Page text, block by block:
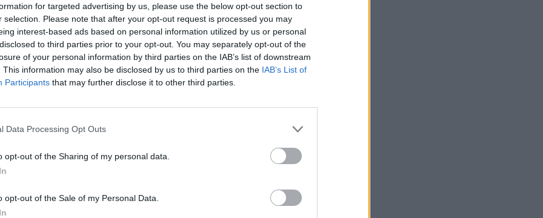
for targeted advertising by us, please use the below opt-out section to
selection. Please note that after your opt-out request is processed you may
interest-based ads based on personal information utilized by us or personal
to third parties prior to your opt-out. You may separately opt-out of the
of your personal information by third parties on the IAB’s list of downstream
This information may also be disclosed by us to third parties on the IAB’s List of
Participants that may further disclose it to other third parties.
Data Processing Opt Outs
opt-out of the Sharing of my personal data.
opt-out of the Sale of my Personal Data.